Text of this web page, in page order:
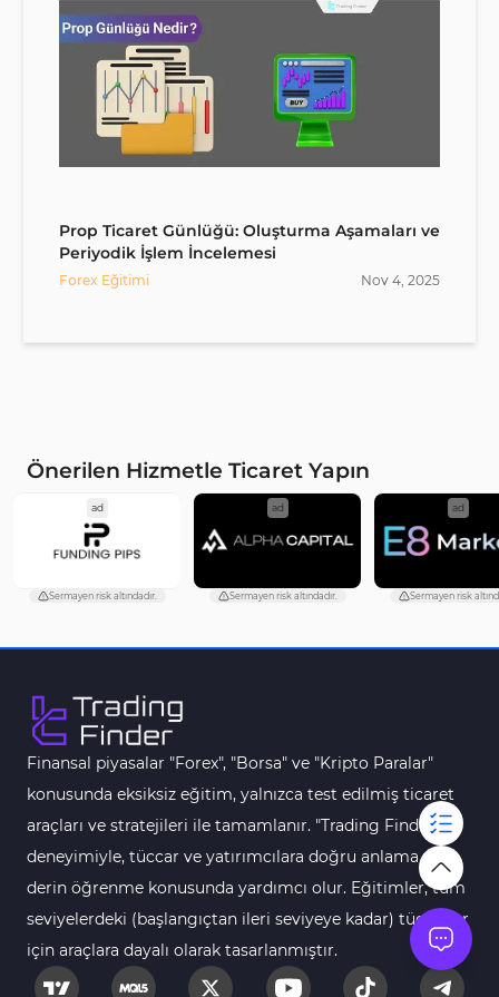
Prop Ticaret Günlüğü: Oluşturma Aşamaları ve
Periyodik İşlem İncelemesi
Forex Eğitimi Nov 4, 2025
Önerilen Hizmetle Ticaret Yapın
ad
Sermayen risk altındadır.
ad
Sermayen risk altındadır.
ad
Sermayen risk
Finansal piyasalar "Forex", "Borsa" ve "Kripto Paralar"
konusunda eksiksiz eğitim, yalnızca test edilmiş ticaret
araçları ve stratejileri ile tamamlanır. "Trading Finder"
deneyimiyle, tüccar ve yatırımcılara doğru anlama ve
derin öğrenme konusunda yardımcı olur. Eğitimler, tüm
seviyelerdeki (başlangıçtan ileri seviyeye kadar) tüccarlar
için araçlara dayalı olarak tasarlanmıştır.